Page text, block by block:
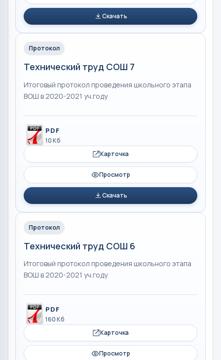
Скачать
Протокол
Технический труд СОШ 7
Итоговый протокол проведения школьного этапа
ВОШ в 2020-2021 уч.году
PDF
10 Кб
Карточка
Просмотр
Скачать
Протокол
Технический труд СОШ 6
Итоговый протокол проведения школьного этапа
ВОШ в 2020-2021 уч.году
PDF
160 Кб
Карточка
Просмотр